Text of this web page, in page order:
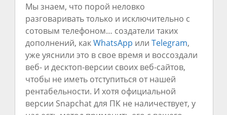
Мы знаем, что порой неловко
разговаривать только и исключительно с
сотовым телефоном… создатели таких
дополнений, какWhatsApp или Telegram,
уже уяснили это в свое время и воссоздали
веб- и десктоп-версии своих веб-сайтов,
чтобы не иметь отступиться от нашей
рентабельности. И хотя официальной
версии Snapchat для ПК не наличествует, у